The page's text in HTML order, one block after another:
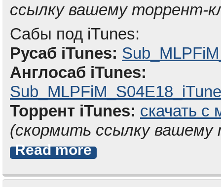
ссылку вашему торрент-
Сабы под iTunes:
Русаб iTunes:
Англосаб iTunes:
Торрент iTunes: скачать с
(скормить ссылку
Read more